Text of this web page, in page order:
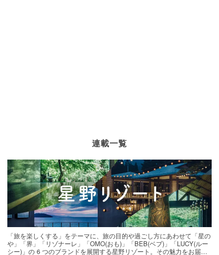
連載一覧
「旅を楽しくする」をテーマに、旅の目的や過ごし方にあわせて「星の
や」「界」「リゾナーレ」「OMO(おも)」「BEB(ベブ)」「LUCY(ルー
シー)」の 6 つのブランドを展開する星野リゾート。その魅力をお届け